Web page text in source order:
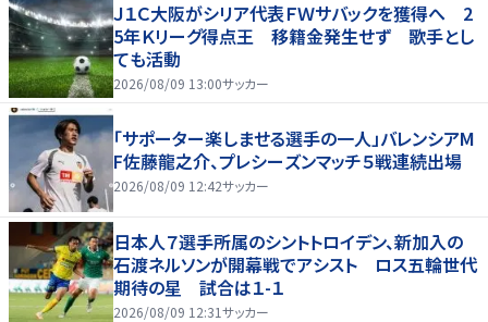
Ｊ１Ｃ大阪がシリア代表ＦＷサバックを獲得へ 2
5年Ｋリーグ得点王 移籍金発生せず 歌手とし
ても活動
2026/08/09 13:00サッカー
「サポーター楽しませる選手の一人」バレンシアM
F佐藤龍之介、プレシーズンマッチ５戦連続出場
2026/08/09 12:42サッカー
日本人７選手所属のシントトロイデン、新加入の
石渡ネルソンが開幕戦でアシスト ロス五輪世代
期待の星 試合は１-１
2026/08/09 12:31サッカー